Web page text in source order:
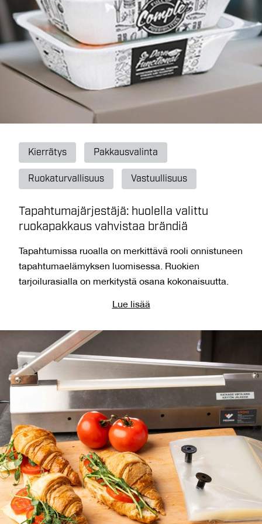
Kierrätys Pakkausvalinta
Ruokaturvallisuus Vastuullisuus
Tapahtumajärjestäjä: huolella valittu
ruokapakkaus vahvistaa brändiä
Tapahtumissa ruoalla on merkittävä rooli onnistuneen
tapahtumaelämyksen luomisessa. Ruokien
tarjoilurasialla on merkitystä osana kokonaisuutta.
Lue lisää